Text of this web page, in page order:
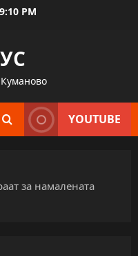
PM
YOUTUBE
за намалената